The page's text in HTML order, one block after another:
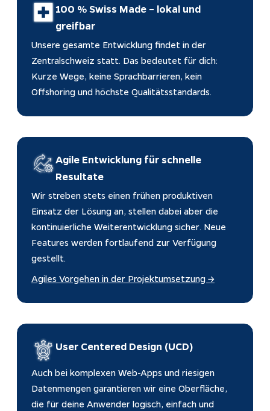
100 % Swiss Made – lokal und
greifbar
Unsere gesamte Entwicklung findet in der
Zentralschweiz statt. Das bedeutet für dich:
Kurze Wege, keine Sprachbarrieren, kein
Offshoring und höchste Qualitätsstandards.
Agile Entwicklung für schnelle
Resultate
Wir streben stets einen frühen produktiven
Einsatz der Lösung an, stellen dabei aber die
kontinuierliche Weiterentwicklung sicher. Neue
Features werden fortlaufend zur Verfügung
gestellt.
Agiles Vorgehen in der Projektumsetzung →
User Centered Design (UCD)
Auch bei komplexen Web-Apps und riesigen
Datenmengen garantieren wir eine Oberfläche,
die für deine Anwender logisch, einfach und